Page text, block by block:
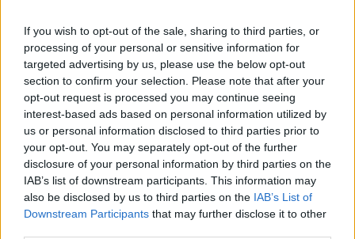
If you wish to opt-out of the sale, sharing to third parties, or
processing of your personal or sensitive information for
targeted advertising by us, please use the below opt-out
section to confirm your selection. Please note that after your
opt-out request is processed you may continue seeing
interest-based ads based on personal information utilized by
us or personal information disclosed to third parties prior to
your opt-out. You may separately opt-out of the further
disclosure of your personal information by third parties on the
IAB’s list of downstream participants. This information may
also be disclosed by us to third parties on the IAB’s List of
Downstream Participants that may further disclose it to other
2 di 29
Leggi l'articolo:
EMERGENZA NEVE: AMGA IN AZIONE GIORNO E NOTTE